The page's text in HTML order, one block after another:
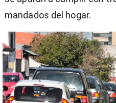
mandados del hogar.